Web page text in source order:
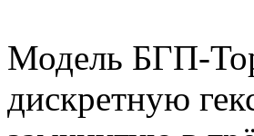
Модель БГП-
дискретную